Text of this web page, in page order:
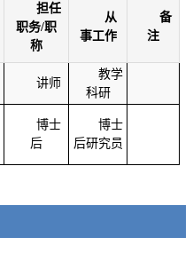
担任
职务/职
称
从
事工作
备
注
讲师
教学
科研
博士
后
博士
后研究员